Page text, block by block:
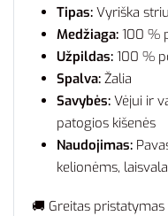
Tipas: Vyriška
Medžiaga: 100 %
Užpildas: 100 %
Spalva: Žalia
Savybės: Vėjui ir
patogios kišenės
Naudojimas:
kelionėms,
🚚 Greitas